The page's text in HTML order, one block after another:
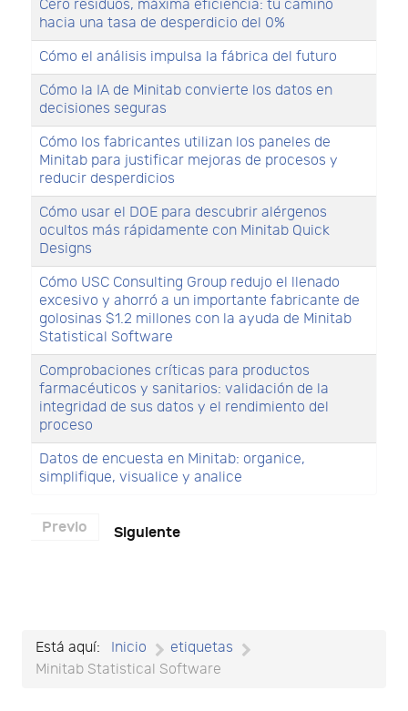
Cero residuos, máxima eficiencia: tu camino
hacia una tasa de desperdicio del 0%
Cómo el análisis impulsa la fábrica del futuro
Cómo la IA de Minitab convierte los datos en
decisiones seguras
Cómo los fabricantes utilizan los paneles de
Minitab para justificar mejoras de procesos y
reducir desperdicios
Cómo usar el DOE para descubrir alérgenos
ocultos más rápidamente con Minitab Quick
Designs
Cómo USC Consulting Group redujo el llenado
excesivo y ahorró a un importante fabricante de
golosinas $1.2 millones con la ayuda de Minitab
Statistical Software
Comprobaciones críticas para productos
farmacéuticos y sanitarios: validación de la
integridad de sus datos y el rendimiento del
proceso
Datos de encuesta en Minitab: organice,
simplifique, visualice y analice
Previo Siguiente
Está aquí: Inicio
etiquetas
Minitab Statistical Software